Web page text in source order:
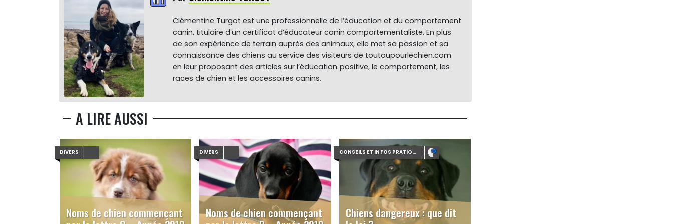
Clémentine Turgot est une professionnelle de l’éducation et du comportement
canin, titulaire d’un certificat d’éducateur canin comportementaliste. En plus
de son expérience de terrain auprès des animaux, elle met sa passion et sa
connaissance des chiens au service des visiteurs de toutoupourlechien.com
en leur proposant des articles sur l’éducation positive, le comportement, les
races de chien et les accessoires canins.
A LIRE AUSSI
DIVERS
Noms de chien commençant
DIVERS
Noms de chien commençant
CONSEILS ET INFOS PRATIQUES
Chiens dangereux : que dit